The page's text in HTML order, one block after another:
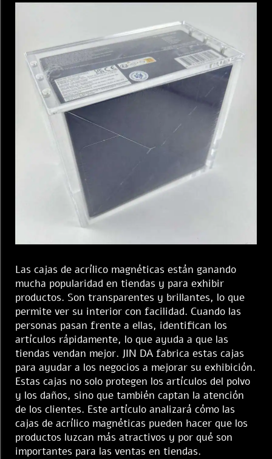
Las cajas de acrílico magnéticas están ganando
mucha popularidad en tiendas y para exhibir
productos. Son transparentes y brillantes, lo que
permite ver su interior con facilidad. Cuando las
personas pasan frente a ellas, identifican los
artículos rápidamente, lo que ayuda a que las
tiendas vendan mejor. JIN DA fabrica estas cajas
para ayudar a los negocios a mejorar su exhibición.
Estas cajas no solo protegen los artículos del polvo
y los daños, sino que también captan la atención
de los clientes. Este artículo analizará cómo las
cajas de acrílico magnéticas pueden hacer que los
productos luzcan más atractivos y por qué son
importantes para las ventas en tiendas.